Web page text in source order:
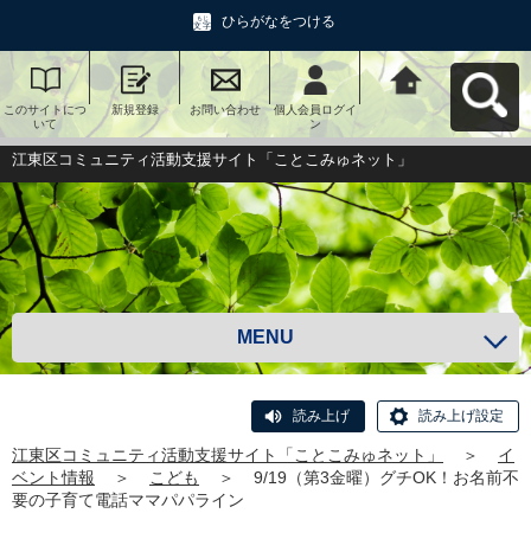
ひらがなをつける
このサイトにつ
いて
新規登録 お問い合わせ
個人会員ログイ
ン
江東区コミュニ
ティ活動支援サ
イト「ことこみ
ゅネット」へ戻
る
江東区コミュニティ活動支援サイト「ことこみゅネット」
MENU
読み上げ 読み上げ設定
江東区コミュニティ活動支援サイト「ことこみゅネット」 ＞
イ
ベント情報
＞ こども ＞
9/19（第3金曜）グチOK！お名前不
要の子育て電話ママパパライン